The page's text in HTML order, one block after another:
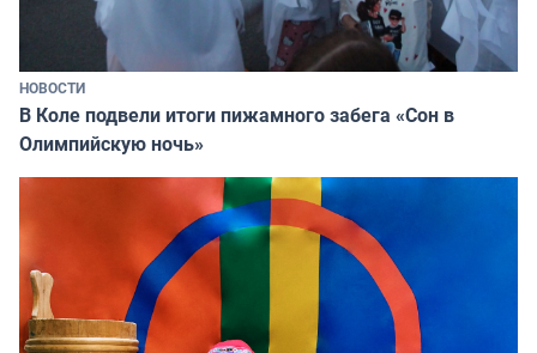
НОВОСТИ
В Коле подвели итоги пижамного забега «Сон в
Олимпийскую ночь»